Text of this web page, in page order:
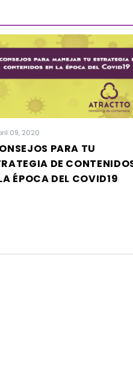
09, 2020
PARA TU
DE
ÉPOCA DEL COVID19